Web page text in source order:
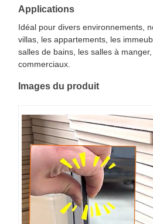
Applications
Idéal pour divers environnements,
villas, les appartements, les
salles de bains, les salles à
commerciaux.
Images du produit